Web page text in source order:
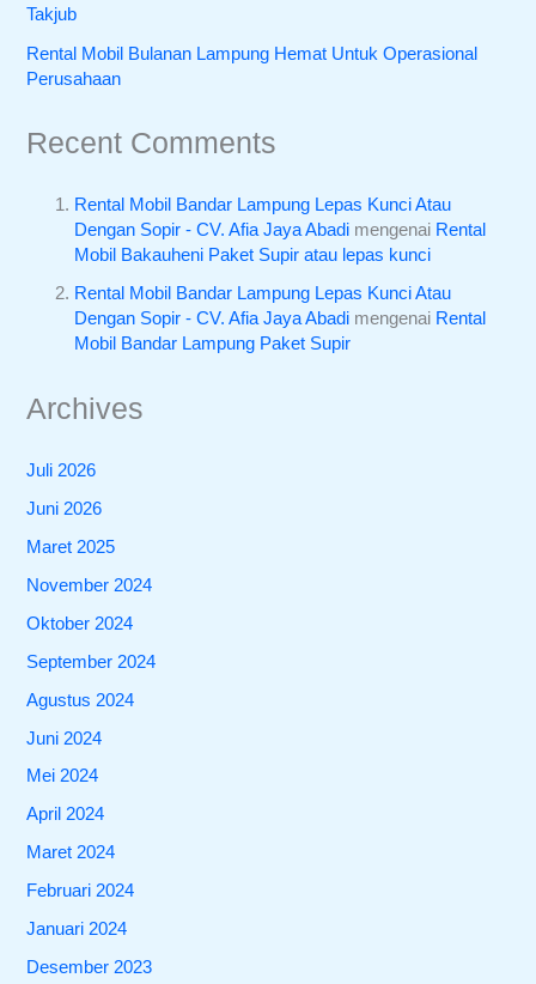
Takjub
Rental Mobil Bulanan Lampung Hemat Untuk Operasional
Perusahaan
Recent Comments
Rental Mobil Bandar Lampung Lepas Kunci Atau
Dengan Sopir - CV. Afia Jaya Abadi mengenai Rental
Mobil Bakauheni Paket Supir atau lepas kunci
Rental Mobil Bandar Lampung Lepas Kunci Atau
Dengan Sopir - CV. Afia Jaya Abadi mengenai Rental
Mobil Bandar Lampung Paket Supir
Archives
Juli 2026
Juni 2026
Maret 2025
November 2024
Oktober 2024
September 2024
Agustus 2024
Juni 2024
Mei 2024
April 2024
Maret 2024
Februari 2024
Januari 2024
Desember 2023